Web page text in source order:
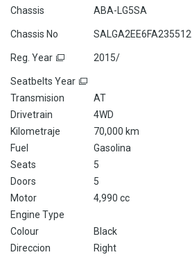
Chassis ABA-LG5SA
Chassis No SALGA2EE6FA235512
Reg. Year 2015/
Seatbelts Year
Transmision
AT
Drivetrain
4WD
Kilometraje
70,000 km
Fuel
Gasolina
Seats
5
Doors
5
Motor
4,990 cc
Engine Type
Colour
Black
Direccion
Right